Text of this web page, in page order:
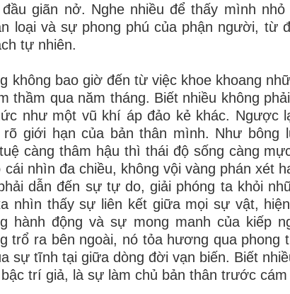
giãn nở. Nghe nhiều để thấy mình
loại và sự phong phú của phận người, từ
tự nhiên.
không bao giờ đến từ việc khoe khoang
thầm qua năm tháng. Biết nhiều không
như một vũ khí áp đảo kẻ khác. Ngược
giới hạn của bản thân mình. Như bông
càng thâm hậu thì thái độ sống càng
cái nhìn đa chiều, không vội vàng phán xét
dẫn đến sự tự do, giải phóng ta khỏi
nhìn thấy sự liên kết giữa mọi sự vật,
hành động và sự mong manh của kiếp
trổ ra bên ngoài, nó tỏa hương qua phong
sự tĩnh tại giữa dòng đời vạn biến. Biết
trí giả, là sự làm chủ bản thân trước